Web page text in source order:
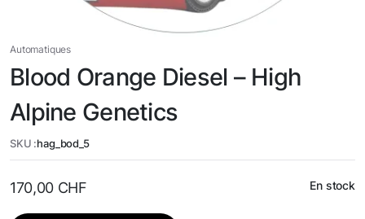
Automatiques
Blood Orange Diesel – High
Alpine Genetics
SKU :hag_bod_5
170,00 CHF En stock